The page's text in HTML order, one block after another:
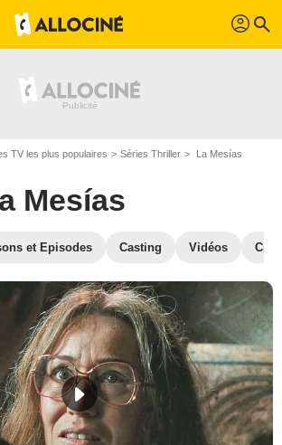
profil search
TV les plus populaires Séries Thriller La Mesías
Mesías
et Episodes Casting Vidéos